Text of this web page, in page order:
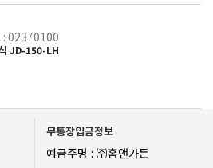
: 02370100
JD-150-LH
무통장입금정보
예금주명 : ㈜홈앤가든